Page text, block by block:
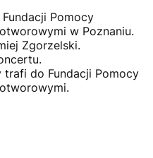
Pomocy
w Poznaniu.
Zgorzelski.
trafi do Fundacji Pomocy